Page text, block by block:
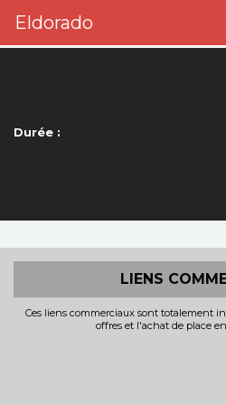
Eldorado
Durée :
LIENS
Ces liens commerciaux sont totalement
offres et l'achat de place